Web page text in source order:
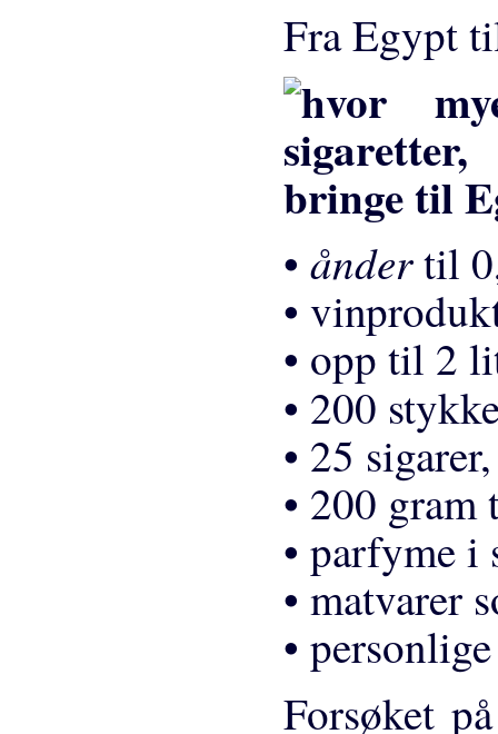
Fra Egypt
• åndertil
•
• opp til 2
• 200
• 25 sigarer,
• 200 gram
• parfyme i
• matvarer
•
Forsøket